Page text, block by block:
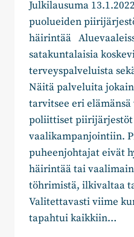
Julkilausuma
puolueiden
häirintää
satakuntalaisia
terveyspalveluista
Näitä palveluita
tarvitsee eri
poliittiset piirijärjestöt
vaalikampanjointiin.
puheenjohtajat eivät
häirintää tai
töhrimistä, ilkivaltaa
Valitettavasti viime
tapahtui kaikkiin…